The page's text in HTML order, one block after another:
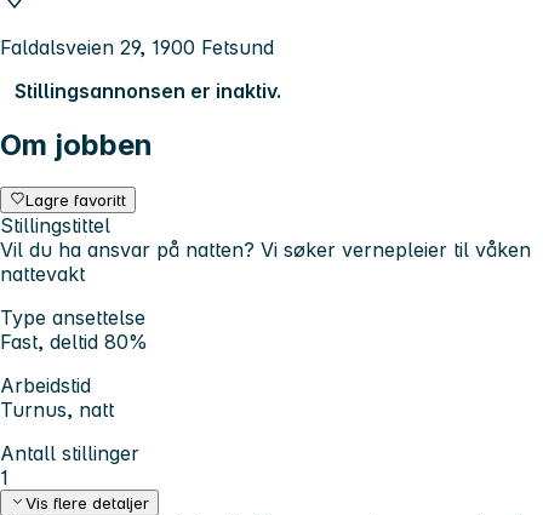
Faldalsveien 29, 1900 Fetsund
Stillingsannonsen er inaktiv.
Om jobben
Lagre favoritt
Stillingstittel
Vil du ha ansvar på natten? Vi søker vernepleier til våken
nattevakt
Type ansettelse
Fast, deltid 80%
Arbeidstid
Turnus, natt
Antall stillinger
1
Vis flere detaljer